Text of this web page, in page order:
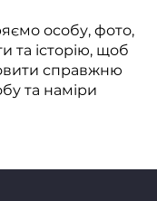
особу, фото,
та історію, щоб
справжню
та наміри